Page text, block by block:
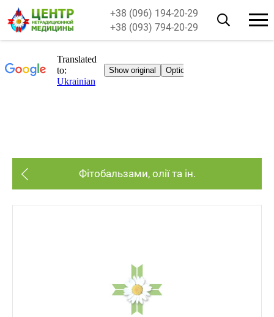
+38 (096) 194-20-29
+38 (093) 794-20-29
Фітобальзами, олії та ін.